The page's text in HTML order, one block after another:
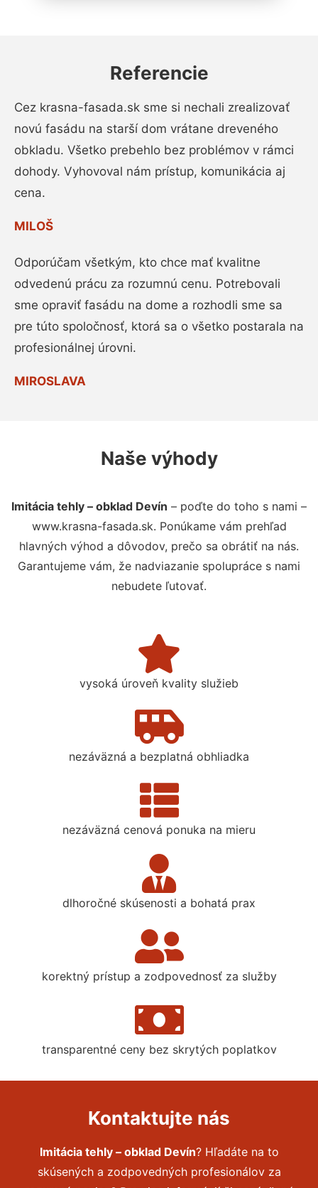
Referencie
Cez krasna-fasada.sk sme si nechali zrealizovať
novú fasádu na starší dom vrátane dreveného
obkladu. Všetko prebehlo bez problémov v rámci
dohody. Vyhovoval nám prístup, komunikácia aj
cena.
MILOŠ
Odporúčam všetkým, kto chce mať kvalitne
odvedenú prácu za rozumnú cenu. Potrebovali
sme opraviť fasádu na dome a rozhodli sme sa
pre túto spoločnosť, ktorá sa o všetko postarala na
profesionálnej úrovni.
MIROSLAVA
Naše výhody
Imitácia tehly – obklad Devín – poďte do toho s nami –
www.krasna-fasada.sk. Ponúkame vám prehľad
hlavných výhod a dôvodov, prečo sa obrátiť na nás.
Garantujeme vám, že nadviazanie spolupráce s nami
nebudete ľutovať.
vysoká úroveň kvality služieb
nezáväzná a bezplatná obhliadka
nezáväzná cenová ponuka na mieru
dlhoročné skúsenosti a bohatá prax
korektný prístup a zodpovednosť za služby
transparentné ceny bez skrytých poplatkov
Kontaktujte nás
Imitácia tehly – obklad Devín? Hľadáte na to
skúsených a zodpovedných profesionálov za